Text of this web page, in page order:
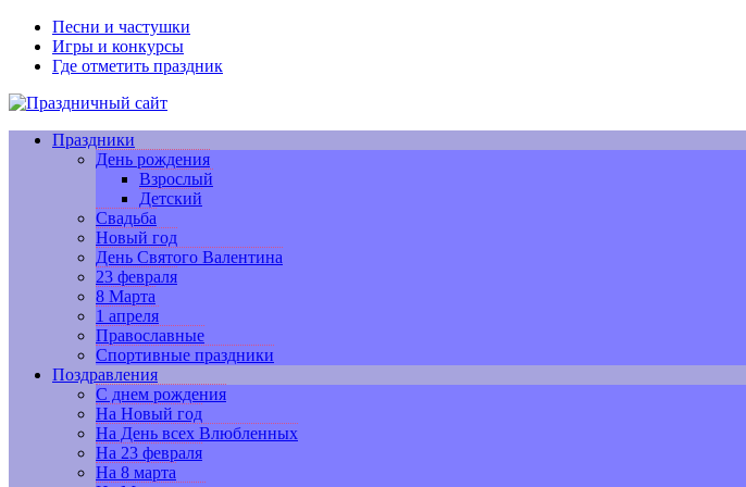
Песни и частушки
Игры и конкурсы
Где отметить праздник
Праздники
День рождения
Взрослый
Детский
Свадьба
Новый год
День Святого Валентина
23 февраля
8 Марта
1 апреля
Православные
Спортивные праздники
Поздравления
С днем рождения
На Новый год
На День всех Влюбленных
На 23 февраля
На 8 марта